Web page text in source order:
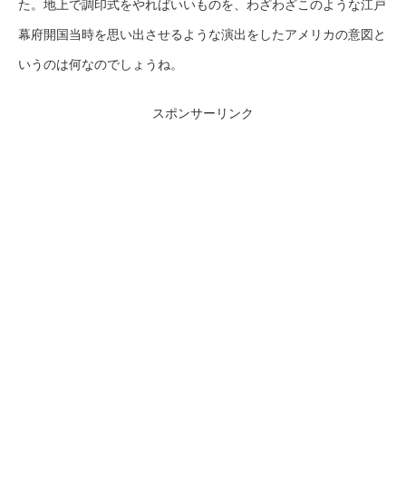
た。地上で調印式をやればいいものを、わざわざこのような江戸
幕府開国当時を思い出させるような演出をしたアメリカの意図と
いうのは何なのでしょうね。
スポンサーリンク